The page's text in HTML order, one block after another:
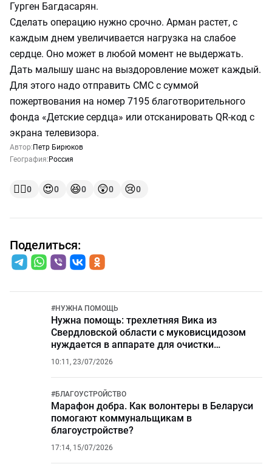
Гурген Багдасарян.
Сделать операцию нужно срочно. Арман растет, с
каждым днем увеличивается нагрузка на слабое
сердце. Оно может в любой момент не выдержать.
Дать малышу шанс на выздоровление может каждый.
Для этого надо отправить СМС с суммой
пожертвования на номер 7195 благотворительного
фонда «Детские сердца» или отсканировать QR-код с
экрана телевизора.
Автор: Петр Бирюков
География: Россия
👍🏻0 😍0 😆0 😲0 😢0
Поделиться:
#НУЖНА ПОМОЩЬ
Нужна помощь: трехлетняя Вика из
Свердловской области с муковисцидозом
нуждается в аппарате для очистки
дыхательных путей
10:11, 23/07/2026
#БЛАГОУСТРОЙСТВО
Марафон добра. Как волонтеры в Беларуси
помогают коммунальщикам в
благоустройстве?
17:14, 15/07/2026